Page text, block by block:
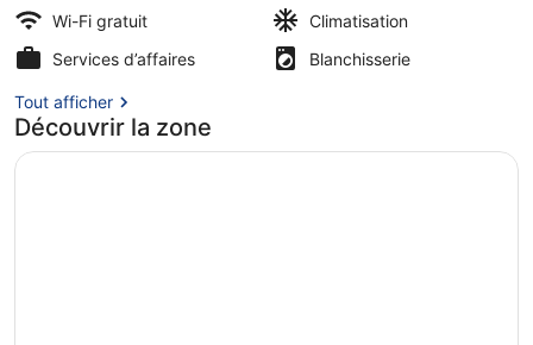
Wi-Fi gratuit
Climatisation
Services d’affaires
Blanchisserie
Tout afficher
Découvrir la zone